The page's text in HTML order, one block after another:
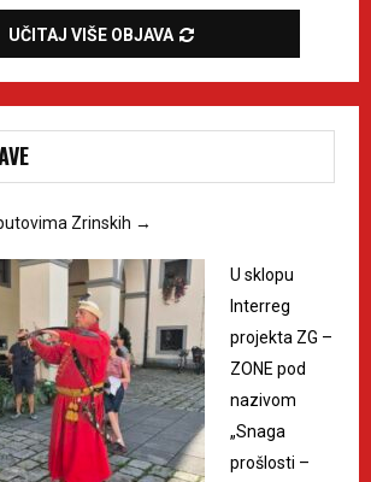
UČITAJ VIŠE OBJAVA
Zrinskih →
U sklopu
Interreg
projekta ZG –
ZONE pod
nazivom
„Snaga
prošlosti –